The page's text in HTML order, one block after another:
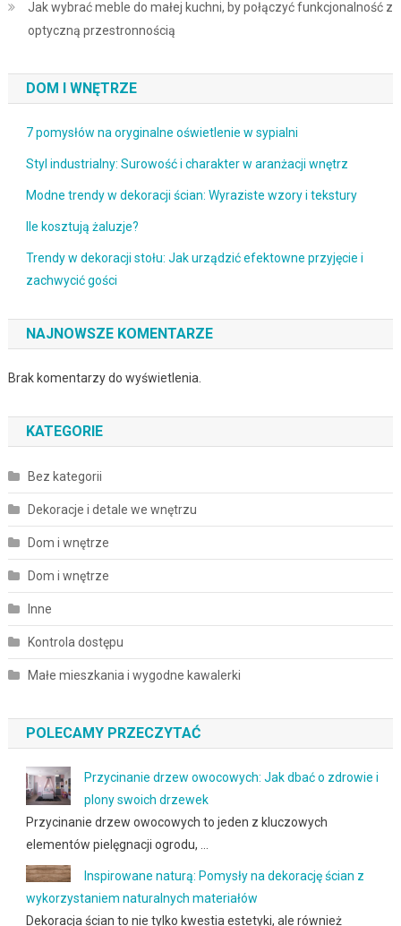
Jak wybrać meble do małej kuchni, by połączyć funkcjonalność z
optyczną przestronnością
DOM I WNĘTRZE
7 pomysłów na oryginalne oświetlenie w sypialni
Styl industrialny: Surowość i charakter w aranżacji wnętrz
Modne trendy w dekoracji ścian: Wyraziste wzory i tekstury
Ile kosztują żaluzje?
Trendy w dekoracji stołu: Jak urządzić efektowne przyjęcie i
zachwycić gości
NAJNOWSZE KOMENTARZE
Brak komentarzy do wyświetlenia.
KATEGORIE
Bez kategorii
Dekoracje i detale we wnętrzu
Dom i wnętrze
Dom i wnętrze
Inne
Kontrola dostępu
Małe mieszkania i wygodne kawalerki
POLECAMY PRZECZYTAĆ
Przycinanie drzew owocowych: Jak dbać o zdrowie i
plony swoich drzewek
Przycinanie drzew owocowych to jeden z kluczowych
elementów pielęgnacji ogrodu, …
Inspirowane naturą: Pomysły na dekorację ścian z
wykorzystaniem naturalnych materiałów
Dekoracja ścian to nie tylko kwestia estetyki, ale również